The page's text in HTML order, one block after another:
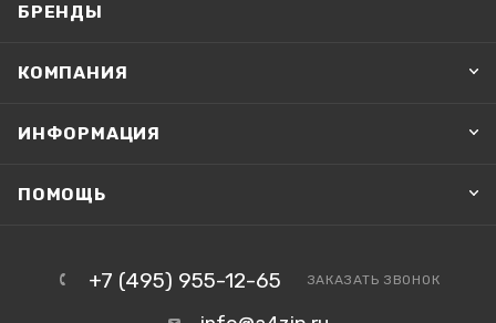
БРЕНДЫ
КОМПАНИЯ
ИНФОРМАЦИЯ
ПОМОЩЬ
+7 (495) 955-12-65 ЗАКАЗАТЬ ЗВОНОК